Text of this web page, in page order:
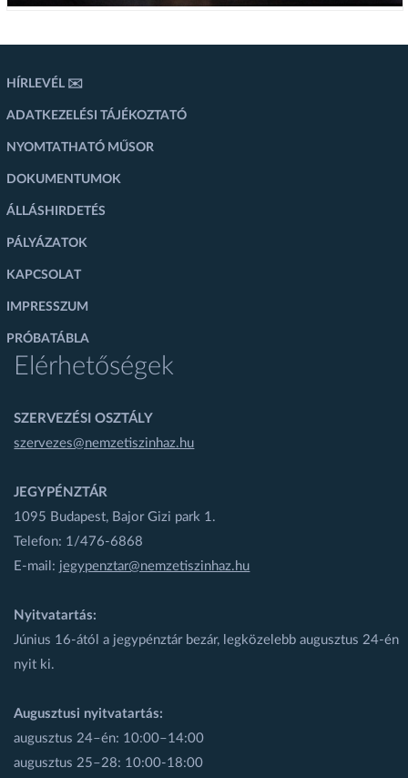
HÍRLEVÉL ✉️
ADATKEZELÉSI TÁJÉKOZTATÓ
NYOMTATHATÓ MŰSOR
DOKUMENTUMOK
ÁLLÁSHIRDETÉS
PÁLYÁZATOK
KAPCSOLAT
IMPRESSZUM
PRÓBATÁBLA
Elérhetőségek
SZERVEZÉSI OSZTÁLY
szervezes@nemzetiszinhaz.hu
JEGYPÉNZTÁR
1095 Budapest, Bajor Gizi park 1.
Telefon: 1/476-6868
E-mail: jegypenztar@nemzetiszinhaz.hu
Nyitvatartás:
Június 16-ától a jegypénztár bezár, legközelebb augusztus 24-én
nyit ki.
Augusztusi nyitvatartás:
augusztus 24–én: 10:00–14:00
augusztus 25–28: 10:00-18:00